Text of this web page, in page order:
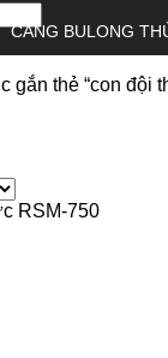
CĂNG BULONG
gắn thẻ “con đội
RSM-750